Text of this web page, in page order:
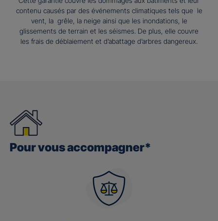
contenu causés par des événements climatiques tels que le
vent, la grêle, la neige ainsi que les inondations, le
glissements de terrain et les séismes. De plus, elle couvre
les frais de déblaiement et d’abattage d’arbres dangereux.
Pour vous accompagner*